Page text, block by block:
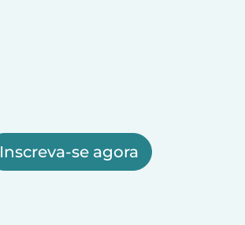
Inscreva-se agora